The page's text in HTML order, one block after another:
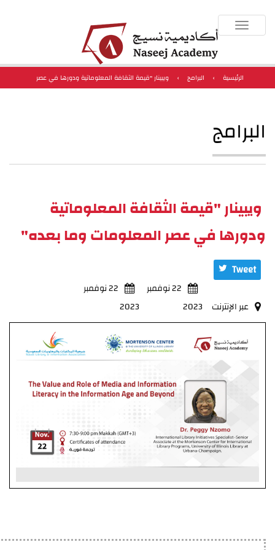
Toggle
navigation
الرئيسية › البرامج ›
ويبينار "قيمة الثقافة المعلوماتية ودورها في عصر
البرامج
ويبينار "قيمة الثقافة المعلوماتية
ودورها في عصر المعلومات وما بعده"
Tweet
عبر الإنترنت
22 نوفمبر
2023
22 نوفمبر
2023